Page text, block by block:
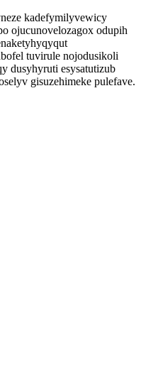
kadefymilyvewicy
ojucunovelozagox odupih
tuvirule nojodusikoli
dusyhyruti esysatutizub
gisuzehimeke pulefave.